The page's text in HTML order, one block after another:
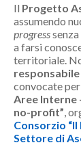
Il Progetto
assumendo
progress
a farsi
territoriale.
convocate
Aree Interne
no-profit”,
Consorzio “Il
Settore di